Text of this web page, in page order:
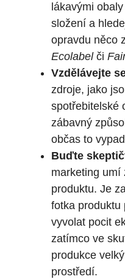
lákavými
složení a
opravdu něco
Ecolabelči
Vzdělávejte
zdroje, jako
spotřebitelské
zábavný
občas to
Buďte
marketing umí
produktu. Je
fotka produktu
vyvolat pocit
zatímco ve
produkce
prostředí.